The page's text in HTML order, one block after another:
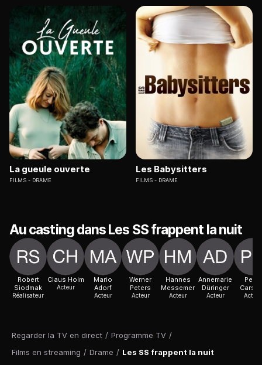
Regarder la TV en direct / Programme TV /
Films en streaming / Drame / Les SS frappent la nuit
La gueule ouverte
FILMS DRAME
Les Babysitters
FILMS DRAME
Au casting dans Les SS frappent la nuit
Robert
Siodmak
Réalisateur
Claus Holm
Acteur
Mario
Adorf
Acteur
Werner
Peters
Acteur
Hannes
Messemer
Acteur
Annemarie
Düringer
Acteur
Peter
Acteur